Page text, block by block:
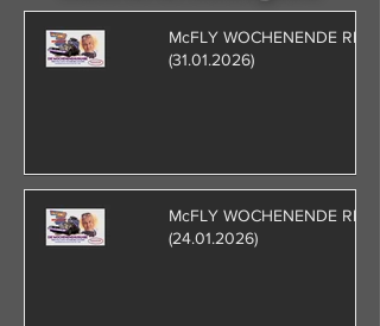
McFLY WOCHENENDE
(31.01.2026)
McFLY WOCHENENDE
(24.01.2026)